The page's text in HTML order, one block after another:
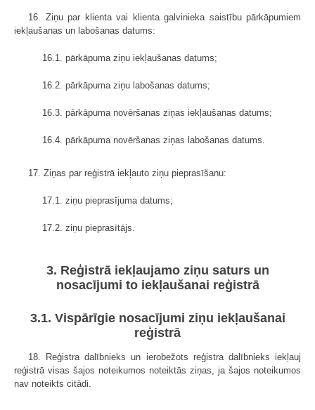
16. Ziņu par klienta vai klienta galvinieka saistību pārkāpumiem
iekļaušanas un labošanas datums:
16.1. pārkāpuma ziņu iekļaušanas datums;
16.2. pārkāpuma ziņu labošanas datums;
16.3. pārkāpuma novēršanas ziņas iekļaušanas datums;
16.4. pārkāpuma novēršanas ziņas labošanas datums.
17. Ziņas par reģistrā iekļauto ziņu pieprasīšanu:
17.1. ziņu pieprasījuma datums;
17.2. ziņu pieprasītājs.
3. Reģistrā iekļaujamo ziņu saturs un
nosacījumi to iekļaušanai reģistrā
3.1. Vispārīgie nosacījumi ziņu iekļaušanai
reģistrā
18. Reģistra dalībnieks un ierobežots reģistra dalībnieks iekļauj
reģistrā visas šajos noteikumos noteiktās ziņas, ja šajos noteikumos
nav noteikts citādi.